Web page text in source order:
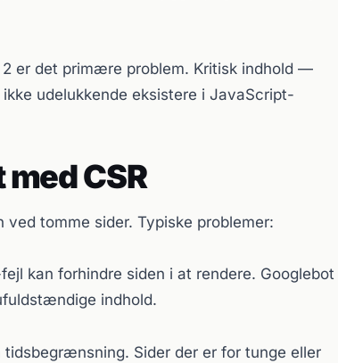
2 er det primære problem. Kritisk indhold —
udelukkende eksistere i JavaScript-
CSR
tomme sider. Typiske problemer:
kan forhindre siden i at rendere. Googlebot
indhold.
tidsbegrænsning. Sider der er for tunge eller